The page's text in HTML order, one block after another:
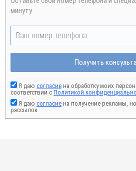
минуту
Получить
Я даю согласие на обработку моих
соответствии с Политикой
Я даю согласие на получение рекламы,
рассылок